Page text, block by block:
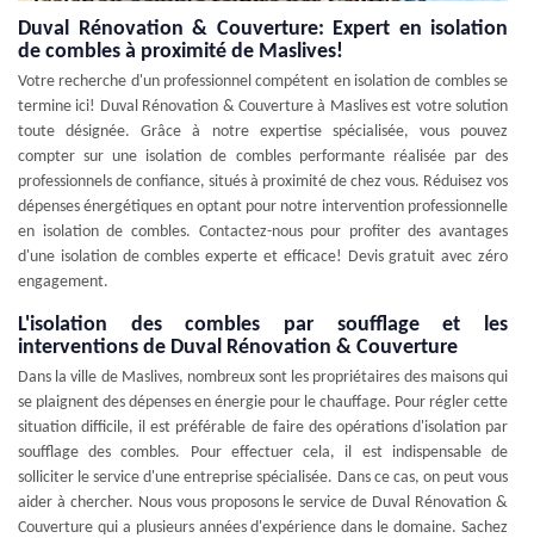
Duval Rénovation & Couverture: Expert en isolation
de combles à proximité de Maslives!
Votre recherche d'un professionnel compétent en isolation de combles se
termine ici! Duval Rénovation & Couverture à Maslives est votre solution
toute désignée. Grâce à notre expertise spécialisée, vous pouvez
compter sur une isolation de combles performante réalisée par des
professionnels de confiance, situés à proximité de chez vous. Réduisez vos
dépenses énergétiques en optant pour notre intervention professionnelle
en isolation de combles. Contactez-nous pour profiter des avantages
d'une isolation de combles experte et efficace! Devis gratuit avec zéro
engagement.
L'isolation des combles par soufflage et les
interventions de Duval Rénovation & Couverture
Dans la ville de Maslives, nombreux sont les propriétaires des maisons qui
se plaignent des dépenses en énergie pour le chauffage. Pour régler cette
situation difficile, il est préférable de faire des opérations d'isolation par
soufflage des combles. Pour effectuer cela, il est indispensable de
solliciter le service d'une entreprise spécialisée. Dans ce cas, on peut vous
aider à chercher. Nous vous proposons le service de Duval Rénovation &
Couverture qui a plusieurs années d'expérience dans le domaine. Sachez